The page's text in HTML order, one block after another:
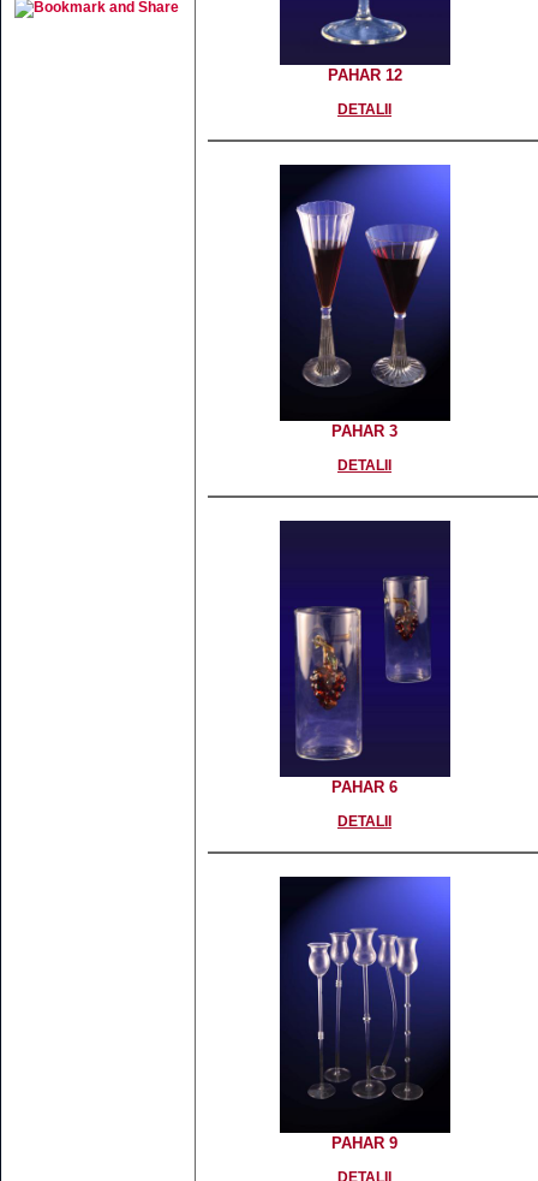
PAHAR 12
DETALII
PAHAR 3
DETALII
PAHAR 6
DETALII
PAHAR 9
DETALII